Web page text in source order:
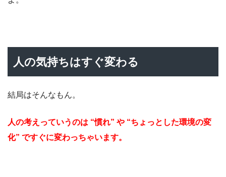
人の気持ちはすぐ変わる
結局はそんなもん。
人の考えっていうのは “慣れ” や “ちょっとした環境の変
化” ですぐに変わっちゃいます。